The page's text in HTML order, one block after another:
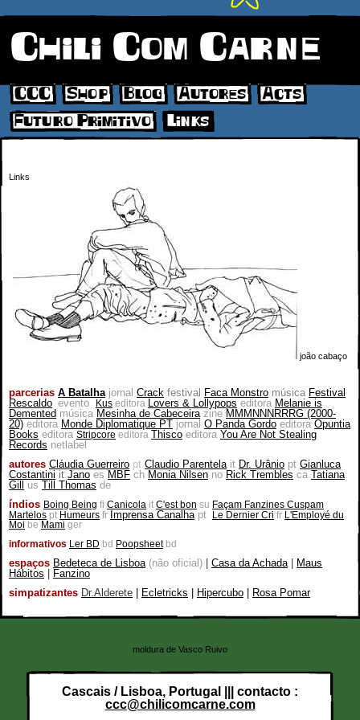
Chili Com Carne
CCC Shop Blog Autores
Acts
Futuro Primitivo
Links
Links
joão cabaço
parcerias A Batalha jornal Crack festival Faca Monstro música Festival
Rescaldo evento Kus editora Lovers & Lollypops editora Melanie is
Demented música Mesinha de Cabeceira zine MMMNNNRRRG (2000-
20) editora Monde Diplomatique PT jornal O Panda Gordo editora Opuntia
Books editora Stripcore editora Thisco editora You Are Not Stealing
Records netlabel
autores Cláudia Guerreiro pt Claudio Parentela it Dr. Urânio pt Gianluca
Costantini it Jano es MBF ch Monia Nilsen no Rick Trembles ca Tatiana
Gill
us Till Thomas de
índios Boing Being fi Canicola it C'est bon su Façam Fanzines Cuspam
Martelos pt Humeurs fr Imprensa Canalha pt Le Dernier Cri fr L'Employé du
Moi be Mami ger
informativos Ler BD bd Poopsheet bd
espaços Bedeteca de Lisboa (não oficial) Casa da Achada
Maus
Hábitos
Fanzino
simpatizantes Dr.Alderete Ecletricks Hipercubo Rosa Pomar
moldura de Vasco Ruivo
Cascais / Lisboa, Portugal ||| contacto :
ccc@chilicomcarne.com